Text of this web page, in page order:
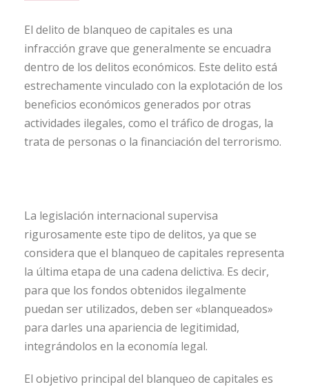
El delito de blanqueo de capitales es una
infracción grave que generalmente se encuadra
dentro de los delitos económicos. Este delito está
estrechamente vinculado con la explotación de los
beneficios económicos generados por otras
actividades ilegales, como el tráfico de drogas, la
trata de personas o la financiación del terrorismo.
La legislación internacional supervisa
rigurosamente este tipo de delitos, ya que se
considera que el blanqueo de capitales representa
la última etapa de una cadena delictiva. Es decir,
para que los fondos obtenidos ilegalmente
puedan ser utilizados, deben ser «blanqueados»
para darles una apariencia de legitimidad,
integrándolos en la economía legal.
El objetivo principal del blanqueo de capitales es